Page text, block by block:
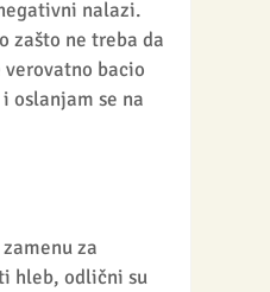
nalazi.
zašto ne treba da
bacio
oslanjam se na
za
hleb, odlični su